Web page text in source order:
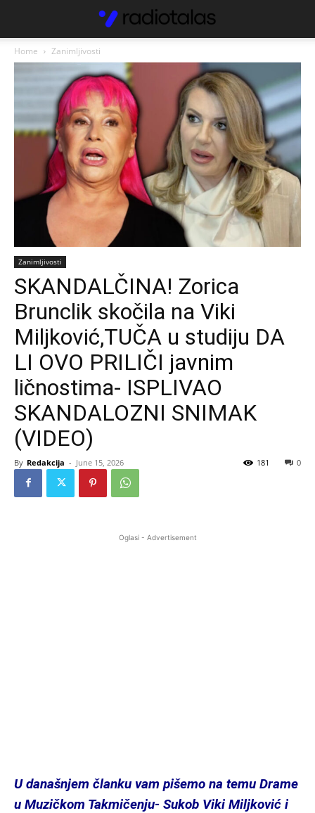
Home Zanimljivosti
Zanimljivosti
SKANDALČINA! Zorica
Brunclik skočila na Viki
Miljković,TUČA u studiju DA
LI OVO PRILIČI javnim
ličnostima- ISPLIVAO
SKANDALOZNI SNIMAK
(VIDEO)
By Redakcija - June 15, 2026 0
181
Oglasi - Advertisement
U današnjem članku vam pišemo na temu Drame
u Muzičkom Takmičenju- Sukob Viki Miljković i